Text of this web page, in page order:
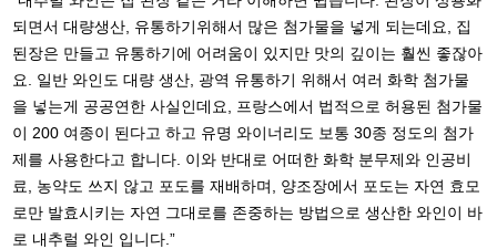
되면서 대량생산, 유통하기위해서 많은 첨가물을 넣게 되는데요, 집
된장은 만들고 유통하기에 어려움이 있지만 맛의 깊이는 훨씬 좋잖아
요. 일반 와인도 대량 생산, 광역 유통하기 위해서 여러 화학 첨가물
을 넣는게 공공연한 사실인데요, 프랑스에서 법적으로 허용된 첨가물
이 200 여종이 된다고 하고 유명 와이너리도 보통 30종 정도의 첨가
제를 사용한다고 합니다. 이와 반대로 어떠한 화학 분무제와 인공비
료, 농약도 쓰지 않고 포도를 재배하며, 양조장에서 포도는 자연 효모
로만 발효시키는 자연 그대로를 존중하는 방법으로 생산한 와인이 바
로 내추럴 와인 입니다.”